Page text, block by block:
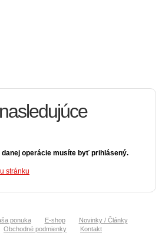
danej operácie musíte byť prihlásený.
stránku
ponuka E-shop
Novinky / Články
Obchodné podmienky
Kontakt